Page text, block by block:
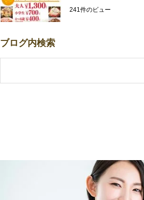
241件のビュー
ブログ内検索